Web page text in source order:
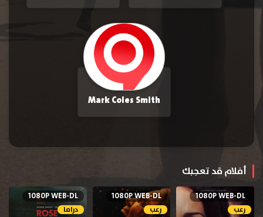
Mark Coles Smith
أفلام قد تعجبك
1080P WEB-DL
رعب
1080P WEB-DL
رعب
1080P WEB-DL
دراما